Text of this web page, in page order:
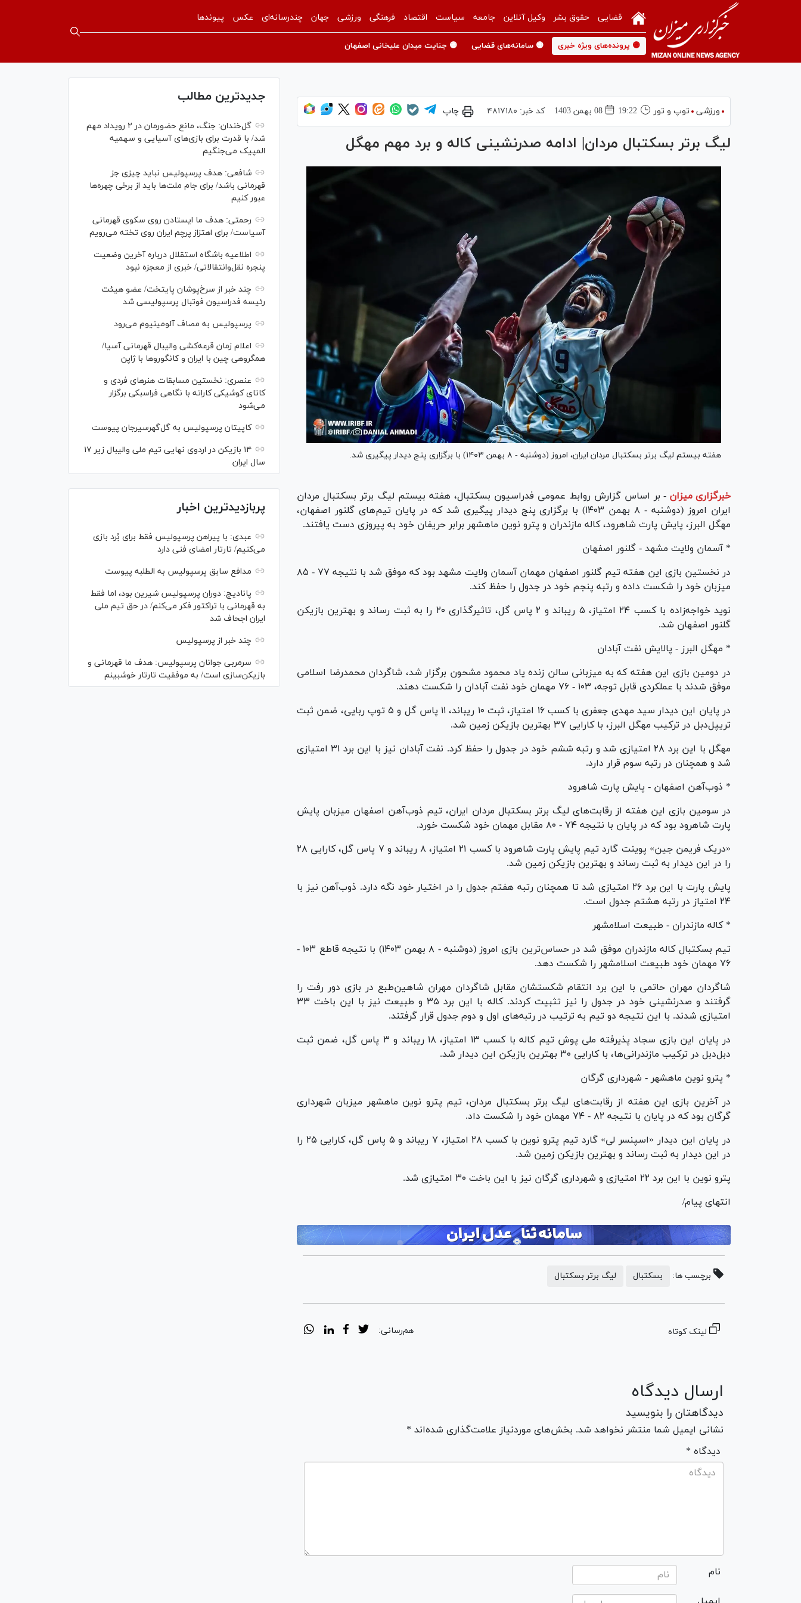
قضایی حقوق بشر وکیل آنلاین جامعه سیاست اقتصاد فرهنگی ورزشی جهان چندرسانه‌ای عکس پیوندها
🟡 پرونده‌های ویژه خبری 🟡 سامانه‌های قضایی 🟡 جنایت میدان علیخانی اصفهان
ورزشی توپ و تور 19:22 08 بهمن 1403 کد خبر: ۴۸۱۷۱۸۰ چاپ
لیگ برتر بسکتبال مردان| ادامه صدرنشینی کاله و برد مهم مهگل
هفته بیستم لیگ برتر بسکتبال مردان ایران، امروز (دوشنبه - ۸ بهمن ۱۴۰۳) با برگزاری پنج دیدار پیگیری شد.
خبرگزاری میزان - بر اساس گزارش روابط عمومی فدراسیون بسکتبال، هفته بیستم لیگ برتر بسکتبال مردان
ایران امروز (دوشنبه - ۸ بهمن ۱۴۰۳) با برگزاری پنج دیدار پیگیری شد که در پایان تیم‌های گلنور اصفهان،
مهگل البرز، پایش پارت شاهرود، کاله مازندران و پترو نوین ماهشهر برابر حریفان خود به پیروزی دست یافتند.
* آسمان ولایت مشهد - گلنور اصفهان
در نخستین بازی این هفته تیم گلنور اصفهان مهمان آسمان ولایت مشهد بود که موفق شد با نتیجه ۷۷ - ۸۵
میزبان خود را شکست داده و رتبه پنجم خود در جدول را حفظ کند.
نوید خواجه‌زاده با کسب ۲۴ امتیاز، ۵ ریباند و ۲ پاس گل، تاثیرگذاری ۲۰ را به ثبت رساند و بهترین بازیکن
گلنور اصفهان شد.
* مهگل البرز - پالایش نفت آبادان
در دومین بازی این هفته که به میزبانی سالن زنده یاد محمود مشحون برگزار شد، شاگردان محمدرضا اسلامی
موفق شدند با عملکردی قابل توجه، ۱۰۳ - ۷۶ مهمان خود نفت آبادان را شکست دهند.
در پایان این دیدار سید مهدی جعفری با کسب ۱۶ امتیاز، ثبت ۱۰ ریباند، ۱۱ پاس گل و ۵ توپ ربایی، ضمن ثبت
تریپل‌دبل در ترکیب مهگل البرز، با کارایی ۳۷ بهترین بازیکن زمین شد.
مهگل با این برد ۲۸ امتیازی شد و رتبه ششم خود در جدول را حفظ کرد. نفت آبادان نیز با این برد ۳۱ امتیازی
شد و همچنان در رتبه سوم قرار دارد.
* ذوب‌آهن اصفهان - پایش پارت شاهرود
در سومین بازی این هفته از رقابت‌های لیگ برتر بسکتبال مردان ایران، تیم ذوب‌آهن اصفهان میزبان پایش
پارت شاهرود بود که در پایان با نتیجه ۷۴ - ۸۰ مقابل مهمان خود شکست خورد.
«دریک فریمن جین» پوینت گارد تیم پایش پارت شاهرود با کسب ۲۱ امتیاز، ۸ ریباند و ۷ پاس گل، کارایی ۲۸
را در این دیدار به ثبت رساند و بهترین بازیکن زمین شد.
پایش پارت با این برد ۲۶ امتیازی شد تا همچنان رتبه هفتم جدول را در اختیار خود نگه دارد. ذوب‌آهن نیز با
۲۴ امتیاز در رتبه هشتم جدول است.
* کاله مازندران - طبیعت اسلامشهر
تیم بسکتبال کاله مازندران موفق شد در حساس‌ترین بازی امروز (دوشنبه - ۸ بهمن ۱۴۰۳) با نتیجه قاطع ۱۰۳ -
۷۶ مهمان خود طبیعت اسلامشهر را شکست دهد.
شاگردان مهران حاتمی با این برد انتقام شکستشان مقابل شاگردان مهران شاهین‌طبع در بازی دور رفت را
گرفتند و صدرنشینی خود در جدول را نیز تثبیت کردند. کاله با این برد ۳۵ و طبیعت نیز با این باخت ۳۳
امتیازی شدند. با این نتیجه دو تیم به ترتیب در رتبه‌های اول و دوم جدول قرار گرفتند.
در پایان این بازی سجاد پذیرفته ملی پوش تیم کاله با کسب ۱۳ امتیاز، ۱۸ ریباند و ۳ پاس گل، ضمن ثبت
دبل‌دبل در ترکیب مازندرانی‌ها، با کارایی ۳۰ بهترین بازیکن این دیدار شد.
* پترو نوین ماهشهر - شهرداری گرگان
در آخرین بازی این هفته از رقابت‌های لیگ برتر بسکتبال مردان، تیم پترو نوین ماهشهر میزبان شهرداری
گرگان بود که در پایان با نتیجه ۸۲ - ۷۴ مهمان خود را شکست داد.
در پایان این دیدار «اسپنسر لی» گارد تیم پترو نوین با کسب ۲۸ امتیاز، ۷ ریباند و ۵ پاس گل، کارایی ۲۵ را
در این دیدار به ثبت رساند و بهترین بازیکن زمین شد.
پترو نوین با این برد ۲۲ امتیازی و شهرداری گرگان نیز با این باخت ۳۰ امتیازی شد.
انتهای پیام/
برچسب ها: بسکتبال لیگ برتر بسکتبال
لینک کوتاه هم‌رسانی:
ارسال دیدگاه
دیدگاهتان را بنویسید
نشانی ایمیل شما منتشر نخواهد شد. بخش‌های موردنیاز علامت‌گذاری شده‌اند *
* دیدگاه
نام
جدیدترین مطالب
گل‌خندان: جنگ، مانع حضورمان در ۲ رویداد مهم
شد/ با قدرت برای بازی‌های آسیایی و سهمیه
المپیک می‌جنگیم
شافعی: هدف پرسپولیس نباید چیزی جز
قهرمانی باشد/ برای جام ملت‌ها باید از برخی چهره‌ها
عبور کنیم
رحمتی: هدف ما ایستادن روی سکوی قهرمانی
آسیاست/ برای اهتزاز پرچم ایران روی تخته می‌رویم
اطلاعیه باشگاه استقلال درباره آخرین وضعیت
پنجره نقل‌وانتقالاتی/ خبری از معجزه نبود
چند خبر از سرخ‌پوشان پایتخت/ عضو هیئت
رئیسه فدراسیون فوتبال پرسپولیسی شد
پرسپولیس به مصاف آلومینیوم می‌رود
اعلام زمان قرعه‌کشی والیبال قهرمانی آسیا/
همگروهی چین با ایران و کانگورو‌ها با ژاپن
عنصری: نخستین مسابقات هنر‌های فردی و
کاتای کوشیکی کاراته با نگاهی فراسبکی برگزار
می‌شود
کاپیتان پرسپولیس به گل‌گهرسیرجان پیوست
۱۴ بازیکن در اردوی نهایی تیم ملی والیبال زیر ۱۷
سال ایران
پربازدیدترین اخبار
عبدی: با پیراهن پرسپولیس فقط برای بُرد بازی
می‌کنیم/ تارتار امضای فنی دارد
مدافع سابق پرسپولیس به الطلبه پیوست
پانادیچ: دوران پرسپولیس شیرین بود، اما فقط
به قهرمانی با تراکتور فکر می‌کنم/ در حق تیم ملی
ایران اجحاف شد
چند خبر از پرسپولیس
سرمربی جوانان پرسپولیس: هدف ما قهرمانی و
بازیکن‌سازی است/ به موفقیت تارتار خوشبینم